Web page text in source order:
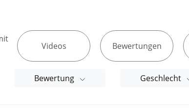
Videos Bewertungen
Bewertung Geschlecht